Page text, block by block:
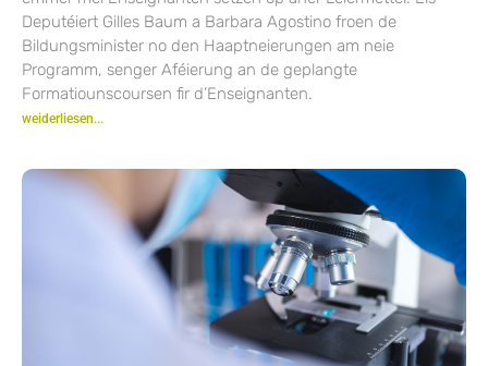
Deputéiert Gilles Baum a Barbara Agostino froen de
Bildungsminister no den Haaptneierungen am neie
Programm, senger Aféierung an de geplangte
Formatiounscoursen fir d’Enseignanten.
weiderliesen...